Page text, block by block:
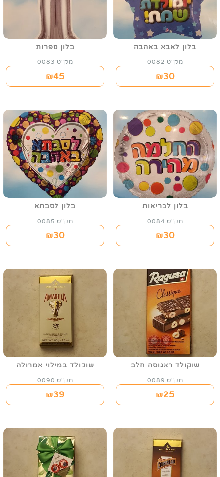
בלון לאבא באהבה
מק"ט 0082
₪30
בלון ספרות
מק"ט 0083
₪45
בלון לבריאות
מק"ט 0084
₪30
בלון לסבתא
מק"ט 0085
₪30
שוקולד ראגוסה חלב
מק"ט 0089
₪25
שוקולד במילוי אמרולה
מק"ט 0090
₪39